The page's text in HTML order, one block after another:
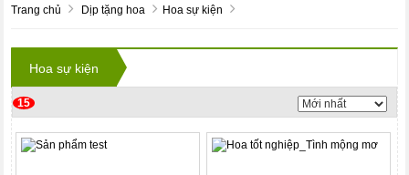
Trang chủ Dịp tặng hoa Hoa sự kiện
Hoa sự kiện
15